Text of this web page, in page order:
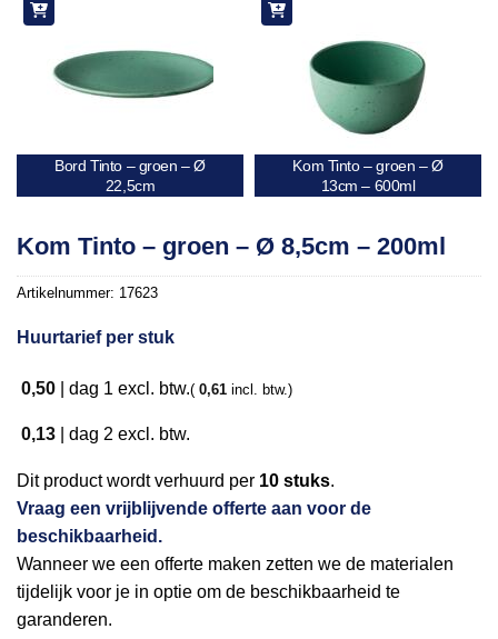
Bord Tinto – groen – Ø
22,5cm
Kom Tinto – groen – Ø
13cm – 600ml
Kom Tinto – groen – Ø 8,5cm – 200ml
Artikelnummer: 17623
Huurtarief per stuk
0,50 dag 1 excl. btw.( 0,61 incl. btw.)
0,13 dag 2 excl. btw.
Dit product wordt verhuurd per 10 stuks.
Vraag een vrijblijvende offerte aan voor de
beschikbaarheid.
Wanneer we een offerte maken zetten we de materialen
tijdelijk voor je in optie om de beschikbaarheid te
garanderen.